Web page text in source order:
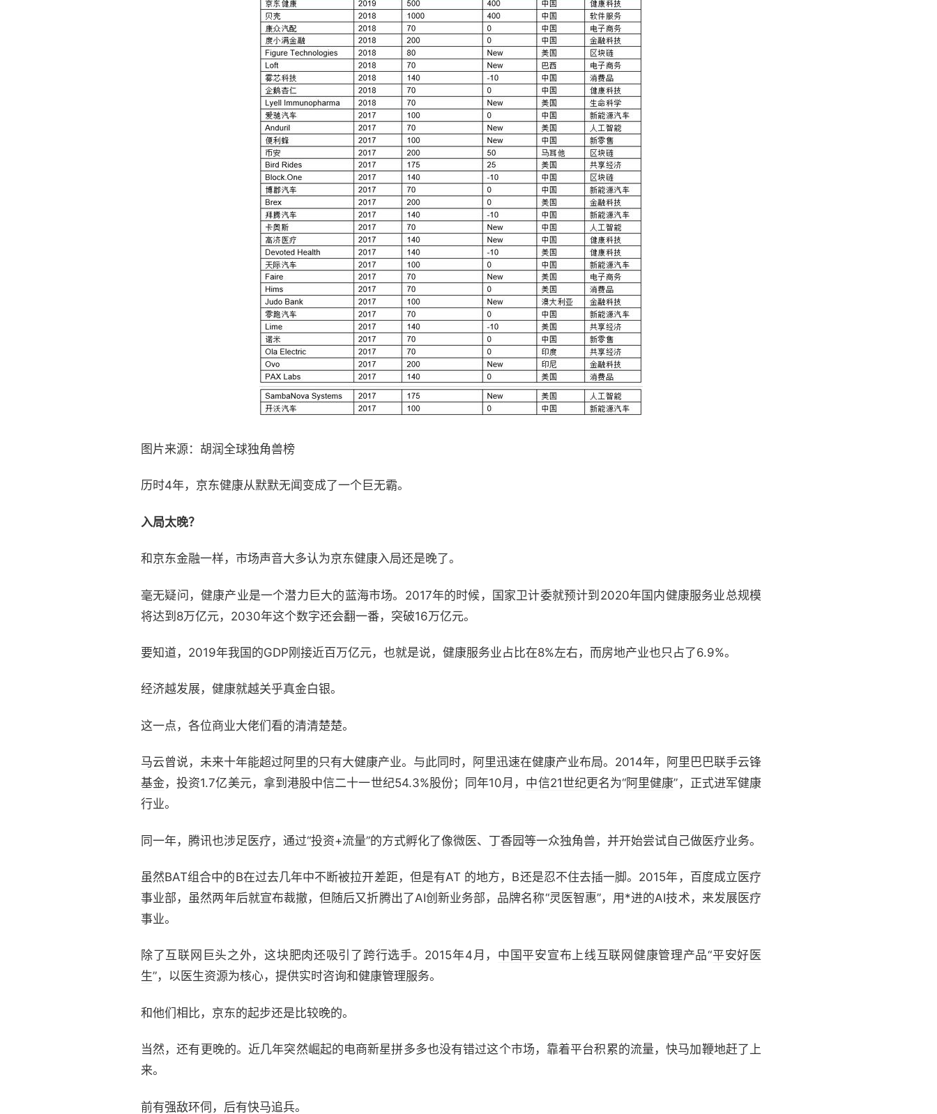
图片来源：胡润全球独角兽榜
历时4年，京东健康从默默无闻变成了一个巨无霸。
入局太晚？
和 京东金融一样，市场声音大多认为京东健康入局还是晚了。
毫无疑问，健康产业是一个潜力巨大的蓝海市场。2017年的时候，国家卫计委就预计到2020年国内健康服务业总规模
将达到8万亿元，2030年这个数字还会翻一番，突破16万亿元。
要知道，2019年我国的GDP刚接近百万亿元，也就是说，健康服务业占比在8%左右，而房地产业也只占了6.9%。
经济越发展，健康就越关乎真金白银。
这一点，各位商业大佬们看的清清楚楚。
马云曾说，未来十年能超过阿里的只有大健康产业。与此同时，阿里迅速在健康产业布局。2014年， 阿里巴巴联手云锋
基金，投资1.7亿美元，拿到港股中信二十一世纪54.3%股份；同年10月， 中信21世纪更名为“阿里健康”，正式进军健康
行业。
同一年，腾讯也涉足医疗，通过“投资+流量”的方式孵化了像微医、 丁香园等一众独角兽，并开始尝试自己做医疗业务。
虽然BAT组合中的B在过去几年中不断被拉开差距，但是有AT 的地方，B还是忍不住去插一脚。2015年，百度成立医疗
事业部，虽然两年后就宣布裁撤，但随后又折腾出了AI创新业务部，品牌名称“灵医智惠”，用*进的AI技术，来发展医疗
事业。
除了互联网巨头之外，这块肥肉还吸引了跨行选手。2015年4月， 中国平安宣布上线互联网健康管理产品“平安好医
生”，以医生资源为核心，提供实时咨询和健康管理服务。
和他们相比，京东的起步还是比较晚的。
当然，还有更晚的。近几年突然崛起的电商新星拼多多也没有错过这个市场，靠着平台积累的流量，快马加鞭地赶了上
来。
前有强敌环伺，后有快马追兵。